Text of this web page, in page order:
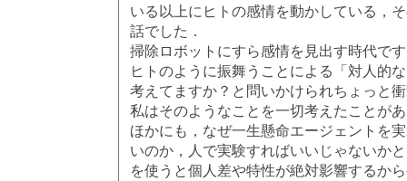
いる以上にヒトの感情を動かしている，
話でした．
掃除ロボットにすら感情を見出す時代で
ヒトのように振舞うことによる「対人的
考えてますか？と問いかけられちょっと
私はそのようなことを一切考えたことが
ほかにも，なぜ一生懸命エージェントを
いのか，人で実験すればいいじゃないか
を使うと個人差や特性が絶対影響するか